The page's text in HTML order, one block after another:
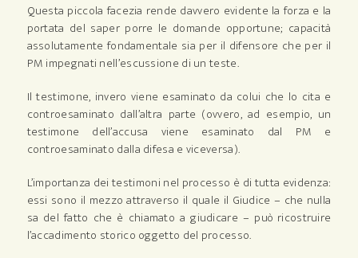
Questa piccola facezia rende davvero evidente la forza e la
portata del saper porre le domande opportune; capacità
assolutamente fondamentale sia per il difensore che per il
PM impegnati nell’escussione di un teste.
Il testimone, invero viene esaminato da colui che lo cita e
controesaminato dall’altra parte (ovvero, ad esempio, un
testimone dell’accusa viene esaminato dal PM e
controesaminato dalla difesa e viceversa).
L’importanza dei testimoni nel processo è di tutta evidenza:
essi sono il mezzo attraverso il quale il Giudice – che nulla
sa del fatto che è chiamato a giudicare – può ricostruire
l’accadimento storico oggetto del processo.